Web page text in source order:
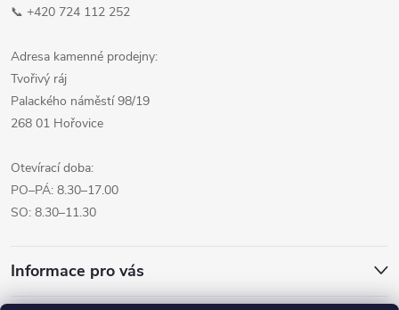
📞 +420 724 112 252
Adresa kamenné prodejny:
Tvořivý ráj
Palackého náměstí 98/19
268 01 Hořovice
Otevírací doba:
PO–PÁ: 8.30–17.00
SO: 8.30–11.30
Informace pro vás